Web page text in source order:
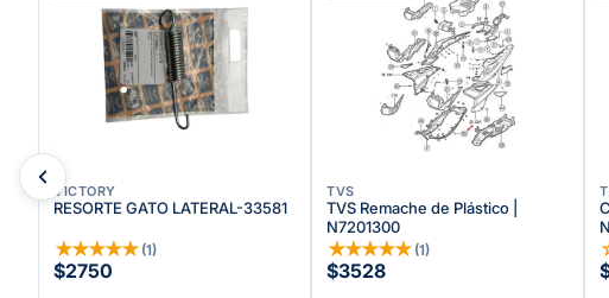
VICTORY
RESORTE GATO LATERAL-33581
★★★★★ (1)
$2750
TVS
TVS Remache de Plástico |
N7201300
★★★★★ (1)
$3528